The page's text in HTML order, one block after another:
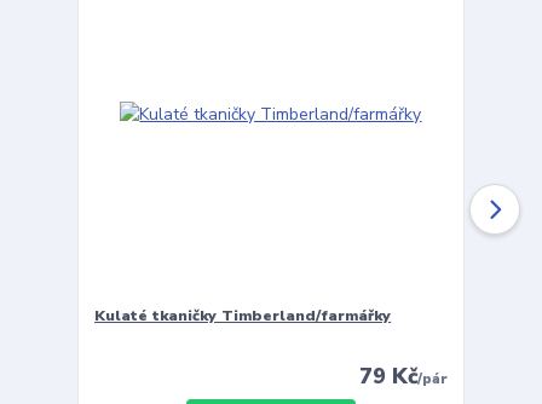
Kulaté tkaničky Timberland/farmářky
79 Kč/pár